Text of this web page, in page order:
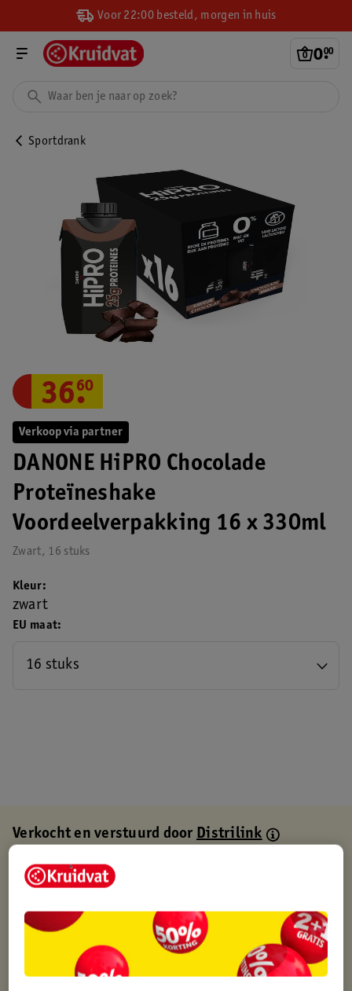
Voor 22:00 besteld, morgen in huis
0.
00
Sportdrank
Verkoop via partner
DANONE HiPRO Chocolade
Proteïneshake
Voordeelverpakking 16 x 330ml
Zwart, 16 stuks
36.
60
EU maat
16 stuks
Kleur
zwart
Verkocht en verstuurd doorDistrilink
Binnen 1 werkdag verstuurd
Gratis thuisbezorgd
Gratis punten met je Kruidvat kaart